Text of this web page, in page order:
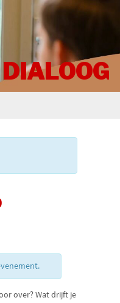
over? Wat drijft je